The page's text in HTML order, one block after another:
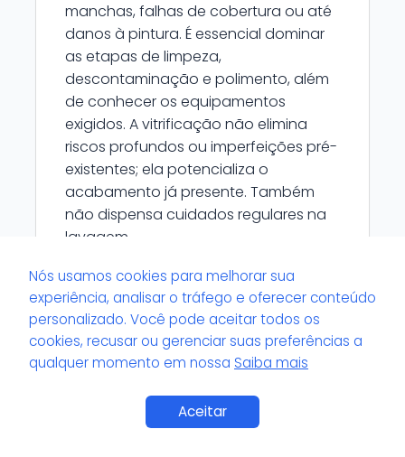
manchas, falhas de cobertura ou até
danos à pintura. É essencial dominar
as etapas de limpeza,
descontaminação e polimento, além
de conhecer os equipamentos
exigidos. A vitrificação não elimina
riscos profundos ou imperfeições pré-
existentes; ela potencializa o
acabamento já presente. Também
não dispensa cuidados regulares na
lavagem.
A vitrificação pode ser aplicada em
qualquer tipo de pintura automotiva?
Em geral, a vitrificação é compatível
com pinturas automotivas originais e
Nós usamos cookies para melhorar sua
experiência, analisar o tráfego e oferecer conteúdo
personalizado. Você pode aceitar todos os
cookies, recusar ou gerenciar suas preferências a
qualquer momento em nossa Saiba mais
Aceitar